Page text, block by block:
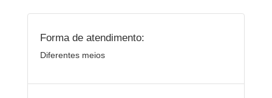
Forma de atendimento:
Diferentes meios